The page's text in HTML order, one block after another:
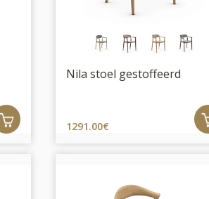
Nila stoel gestoffeerd
1291.00€